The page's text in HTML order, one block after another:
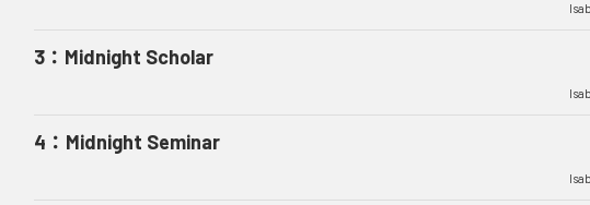
3 ： Midnight Scholar
4 ： Midnight Seminar